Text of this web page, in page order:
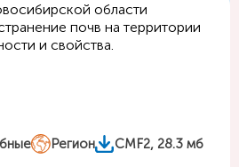
области
почв на территории
и свойства.
Регион CMF2, 28.3 мб